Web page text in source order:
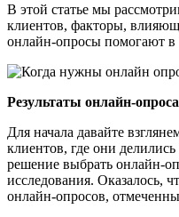
В этой статье мы
клиентов, факторы,
онлайн-опросы помогают в
Результаты онлайн-
Для начала давайте
клиентов, где они
решение выбрать онлайн-
исследования. Оказалось,
онлайн-опросов,